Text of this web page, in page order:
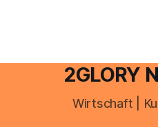
2GLORY
Wirtschaft |